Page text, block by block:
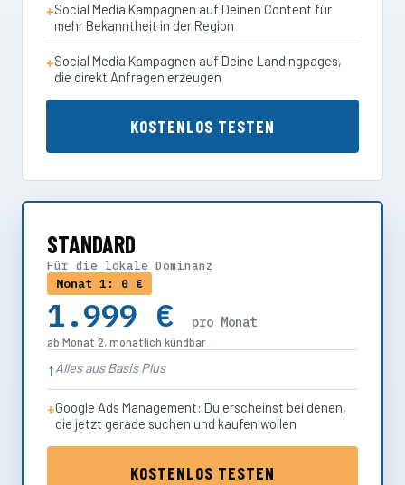
Social Media Kampagnen auf Deinen Content für
mehr Bekanntheit in der Region
Social Media Kampagnen auf Deine Landingpages,
die direkt Anfragen erzeugen
KOSTENLOS TESTEN
STANDARD
Für die lokale Dominanz
Monat 1: 0 €
1.999 € pro Monat
ab Monat 2, monatlich kündbar
Alles aus Basis Plus
Google Ads Management: Du erscheinst bei denen,
die jetzt gerade suchen und kaufen wollen
KOSTENLOS TESTEN